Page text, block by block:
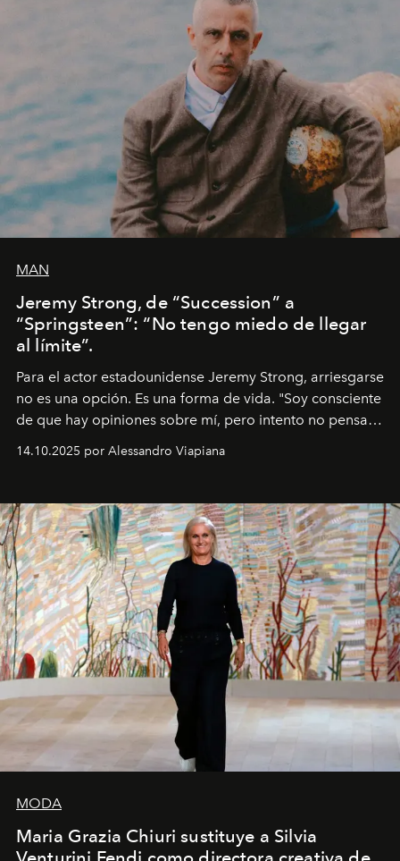
MAN
Jeremy Strong, de “Succession” a
“Springsteen”: “No tengo miedo de llegar
al límite”.
Para el actor estadounidense Jeremy Strong, arriesgarse
no es una opción. Es una forma de vida. "Soy consciente
de que hay opiniones sobre mí, pero intento no pensar
demasiado en cómo me perciben. Creo que es una
pérdida de tiempo", afirma.
14.10.2025 por Alessandro Viapiana
MODA
Maria Grazia Chiuri sustituye a Silvia